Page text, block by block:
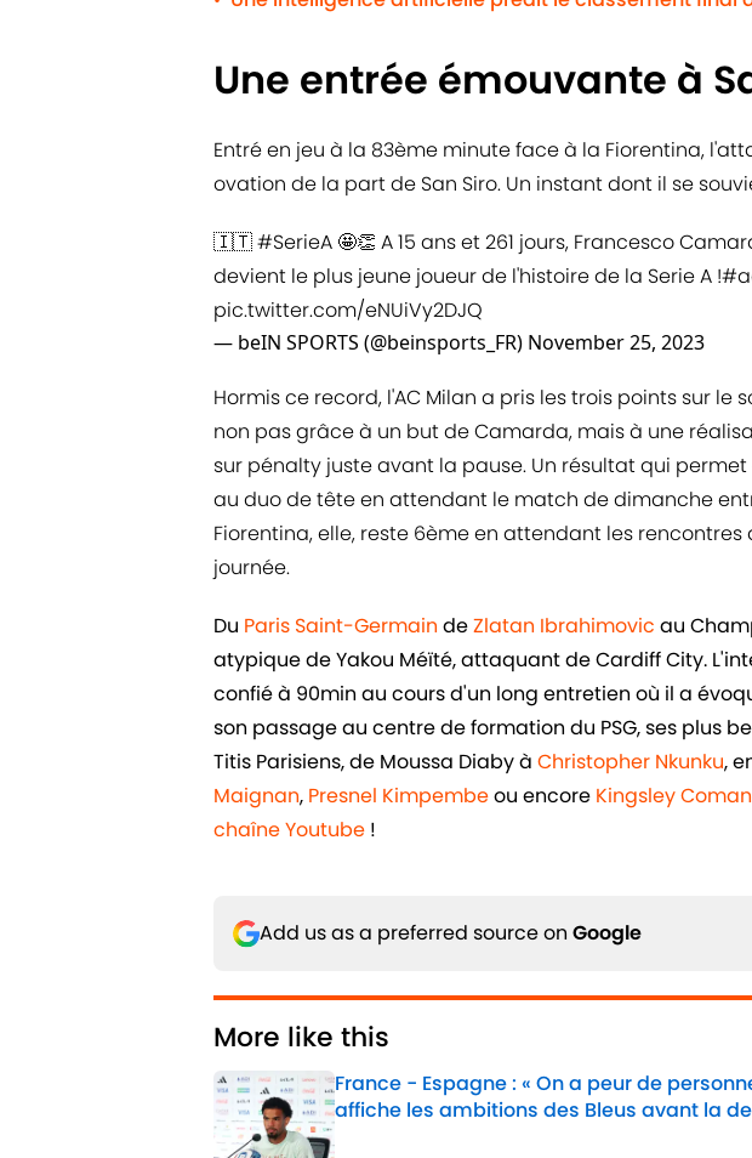
Une entrée émouvante à
Entré en jeu à la 83ème minute face à la Fiorentina,
ovation de la part de San Siro. Un instant dont il se
🇮🇹#SerieA 🤩👏 A 15 ans et 261 jours, Francesco
devient le plus jeune joueur de l'histoire de la Serie A !
pic.twitter.com/eNUiVy2DJQ
— beIN SPORTS (@beinsports_FR) November 25, 2023
Hormis ce record, l'AC Milan a pris les trois points sur le
non pas grâce à un but de Camarda, mais à une
sur pénalty juste avant la pause. Un résultat qui permet
au duo de tête en attendant le match de dimanche
Fiorentina, elle, reste 6ème en attendant les rencontres
journée.
Du Paris Saint-Germain deZlatan Ibrahimovic au
atypique de Yakou Méïté, attaquant de Cardiff City.
confié à 90min au cours d'un long entretien où il a
son passage au centre de formation du PSG, ses plus
Titis Parisiens, de Moussa Diaby à Christopher Nkunku,
Maignan, Presnel Kimpembeou encore Kingsley Coman
chaîne Youtube !
Add us as a preferred source on Google
More like this
France - Espagne : « On a peur de
affiche les ambitions des Bleus avant la